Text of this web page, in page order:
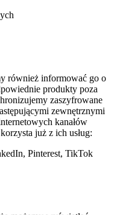
również informować go o
produkty poza
zaszyfrowane
zewnętrznymi
kanałów
już z ich usług:
Pinterest, TikTok